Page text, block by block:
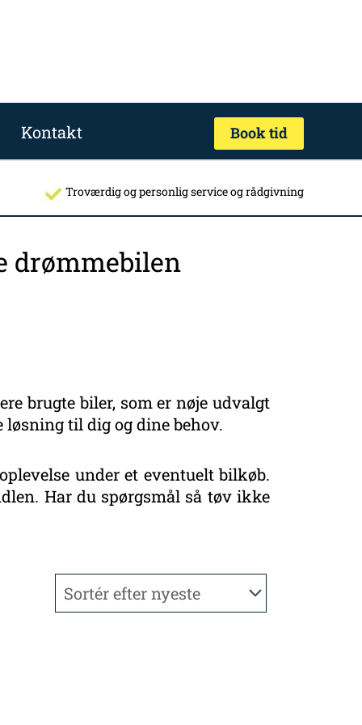
Kontakt Book tid
Troværdig og personlig service og rådgivning
drømmebilen
brugte biler, som er nøje udvalgt
til dig og dine behov.
under et eventuelt bilkøb.
Har du spørgsmål så tøv ikke